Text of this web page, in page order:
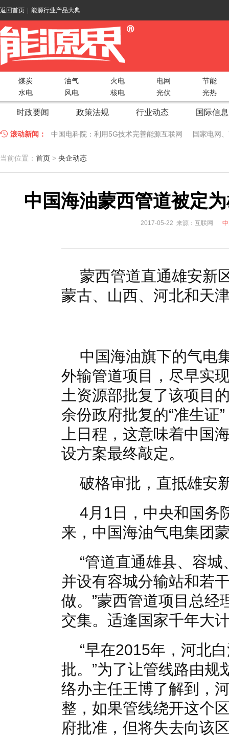
返回首页 能源行业产品大典
煤炭 油气 火电 电网
节能
水电
风电 核电 光伏 光热
时政要闻 政策法规 行业动态 国际信息
滚动新闻： 中国电科院：利用5G技术完善能源互联网 国家电网
江苏车牛山岛智能微电网验收投运
因储能而智慧，为储能而创新——第五届国际储能峰会
低温冷凝技术助力大气污染防治，打造清洁型绿色工业
当前位置： 首页 > 央企动态
中国海油蒙西管道被定
2017-05-22 来源：互联网
蒙西管道直通雄安新
蒙古、山西、河北和天
中国海油旗下的气电
外输管道项目，尽早实
土资源部批复了该项目
余份政府批复的“准生证
上日程，这意味着中国
设方案最终敲定。
破格审批，直抵雄安
4月1日，中央和国务
来，中国海油气电集团
“管道直通雄县、容
并设有容城分输站和若
做。”蒙西管道项目总经
交集。适逢国家千年大
“早在2015年，河北
批。”为了让管线路由规
络办主任王博了解到，
整，如果管线绕开这个
府批准，但将失去向该